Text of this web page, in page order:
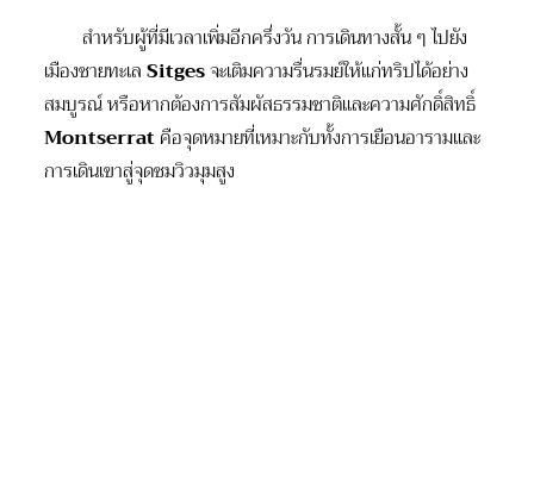
สำหรับผู้ที่มีเวลาเพิ่มอีกครึ่งวัน การเดินทางสั้น ๆ ไปยัง
เมืองชายทะเลSitgesจะเติมความรื่นรมย์ให้แก่ทริปได้อย่าง
สมบูรณ์ หรือหากต้องการสัมผัสธรรมชาติและความศักดิ์สิทธิ์
Montserratคือจุดหมายที่เหมาะกับทั้งการเยือนอารามและ
การเดินเขาสู่จุดชมวิวมุมสูง